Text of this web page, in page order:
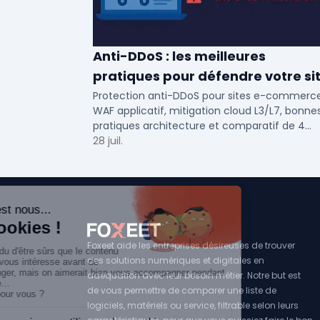
Anti-DDoS : les meilleures
pratiques pour défendre votre
e-commerce en 2025
Protection anti-DDoS pour sites e-
WAF applicatif, mitigation cloud L3/L7,
pratiques architecture et comparatif de 4
solutions testees par des DSI en 2025.
28 juil.
Foxeet aide les entreprises désireuses de trouver
des solutions numériques et digitales en
adéquation avec leur besoin métier. Notre but est
de vous permettre de comparer une liste de
logiciels, matériels ou service, filtrable selon leurs